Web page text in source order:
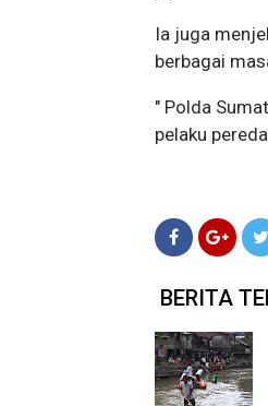
Ia juga
berbagai
" Polda
pelaku
BERITA